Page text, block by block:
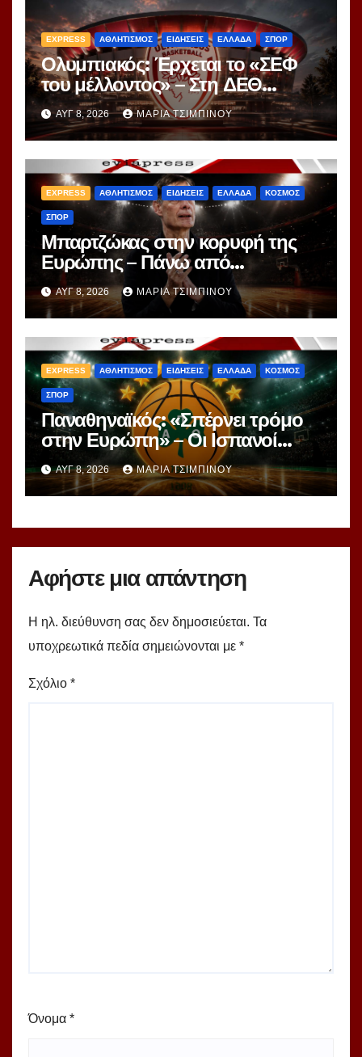
EXPRESS ΑΘΛΗΤΙΣΜΟΣ ΕΙΔΗΣΕΙΣ ΕΛΛΑΔΑ ΣΠΟΡ
Ολυμπιακός: Έρχεται το «ΣΕΦ
του μέλλοντος» – Στη ΔΕΘ
αποκαλύπτεται το μεγάλο
project 40ετίας
ΑΥΓ 8, 2026 ΜΑΡΊΑ ΤΣΙΜΠΙΝΟΎ
EXPRESS ΑΘΛΗΤΙΣΜΟΣ ΕΙΔΗΣΕΙΣ ΕΛΛΑΔΑ ΚΟΣΜΟΣ
ΣΠΟΡ
Μπαρτζώκας στην κορυφή της
Ευρώπης – Πάνω από
Γιασικεβίτσιους και
Ομπράντοβιτς στο power
ranking!
ΑΥΓ 8, 2026 ΜΑΡΊΑ ΤΣΙΜΠΙΝΟΎ
EXPRESS ΑΘΛΗΤΙΣΜΟΣ ΕΙΔΗΣΕΙΣ ΕΛΛΑΔΑ ΚΟΣΜΟΣ
ΣΠΟΡ
Παναθηναϊκός: «Σπέρνει τρόμο
στην Ευρώπη» – Οι Ισπανοί
βλέπουν μια πράσινη
υπερομάδα!
ΑΥΓ 8, 2026 ΜΑΡΊΑ ΤΣΙΜΠΙΝΟΎ
Αφήστε μια απάντηση
Η ηλ. διεύθυνση σας δεν δημοσιεύεται. Τα
υποχρεωτικά πεδία σημειώνονται με *
Σχόλιο *
Όνομα *